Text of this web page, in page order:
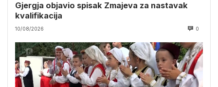
Gjergja objavio spisak Zmajeva za nastavak
kvalifikacija
10/08/2026 0